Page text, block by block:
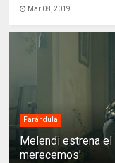
Mar 08, 2019
Farándula
Melendi estrena
merecemos'